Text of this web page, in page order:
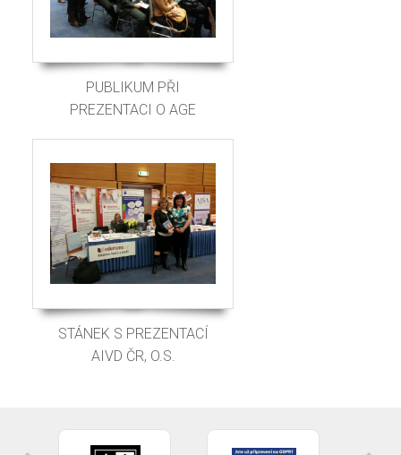
PUBLIKUM PŘI
PREZENTACI O AGE
STÁNEK S PREZENTACÍ
AIVD ČR, O.S.